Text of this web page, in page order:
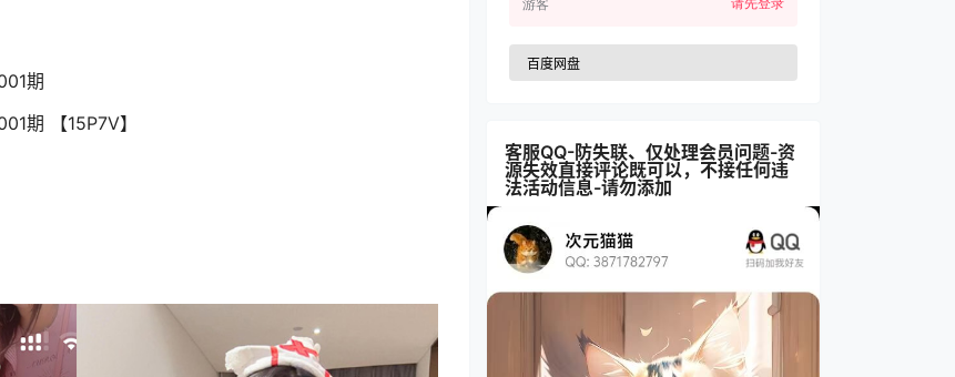
期
期 【15P7V】
游客
百度网盘
客服QQ-防失联、仅处理会员问题-资
源失效直接评论既可以，不接任何违
法活动信息-请勿添加